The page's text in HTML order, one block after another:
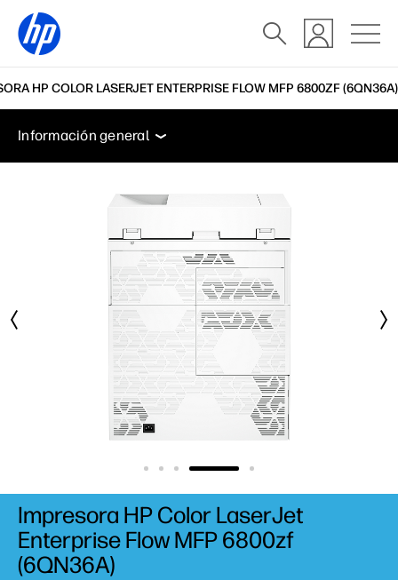
HP COLOR LASERJET ENTERPRISE FLOW MFP 6800ZF (6QN36A)
Información general Especificaciones
Accesorios
Información general
Impresora HP Color LaserJet
Enterprise Flow MFP 6800zf
(6QN36A)